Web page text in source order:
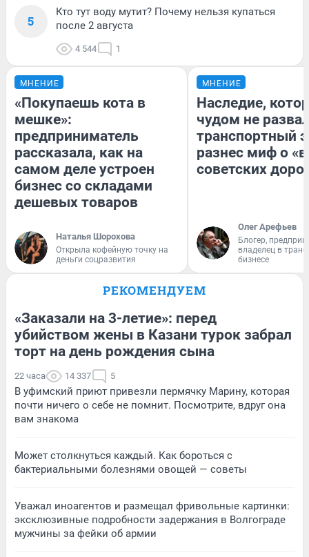
5
Кто тут воду мутит? Почему нельзя купаться
после 2 августа
4 544 1
МНЕНИЕ
«Покупаешь кота в
мешке»:
предприниматель
рассказала, как на
самом деле устроен
бизнес со складами
дешевых товаров
Наталья Шорохова
Открыла кофейную точку на
деньги соцразвития
МНЕНИЕ
Наследие,
чудом не
транспортный
разнес миф о
советских
Олег Арефьев
Блогер,
владелец в
бизнесе
РЕКОМЕНДУЕМ
«Заказали на 3-летие»: перед
убийством жены в Казани турок забрал
торт на день рождения сына
22 часа 14 337 5
В уфимский приют привезли пермячку Марину, которая
почти ничего о себе не помнит. Посмотрите, вдруг она
вам знакома
Может столкнуться каждый. Как бороться с
бактериальными болезнями овощей — советы
Уважал иноагентов и размещал фривольные картинки:
эксклюзивные подробности задержания в Волгограде
мужчины за фейки об армии